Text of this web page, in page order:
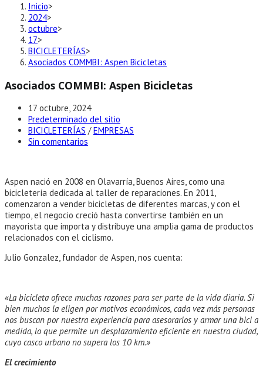
Inicio>
2024>
octubre>
17>
BICICLETERÍAS>
Asociados COMMBI: Aspen Bicicletas
Asociados COMMBI: Aspen Bicicletas
Publicación
de
la
entrada:
17 octubre, 2024
Autor
de
la
Predeterminado del sitio
Categoría
de
BICICLETERÍAS / EMPRESAS
Comentarios
Sin comentarios
Aspen nació en 2008 en Olavarría, Buenos Aires, como una
bicicletería dedicada al taller de reparaciones. En 2011,
comenzaron a vender bicicletas de diferentes marcas, y con el
tiempo, el negocio creció hasta convertirse también en un
mayorista que importa y distribuye una amplia gama de productos
relacionados con el ciclismo.
Julio Gonzalez, fundador de Aspen, nos cuenta:
«La bicicleta ofrece muchas razones para ser parte de la vida diaria. Si
bien muchos la eligen por motivos económicos, cada vez más personas
nos buscan por nuestra experiencia para asesorarlos y armar una bici a
medida, lo que permite un desplazamiento eficiente en nuestra ciudad,
cuyo casco urbano no supera los 10 km.»
El crecimiento